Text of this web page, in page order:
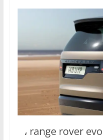
في ضوء معرفة سعر range rover evoque ،